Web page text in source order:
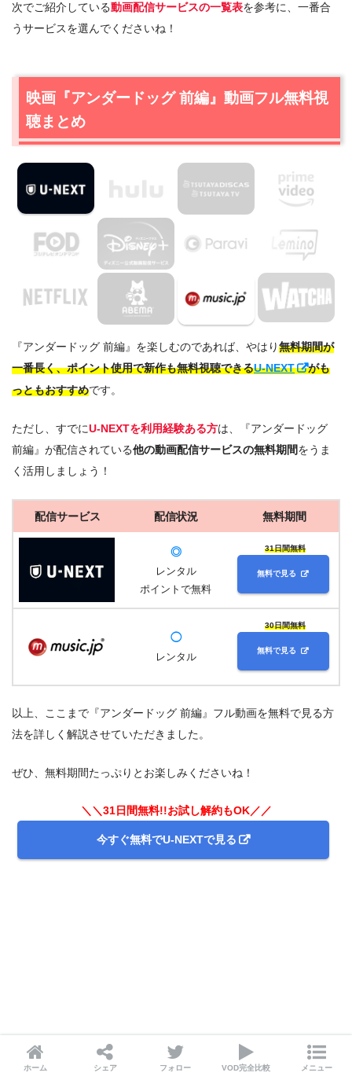
次でご紹介している動画配信サービスの一覧表を参考に、一番合
うサービスを選んでくださいね！
映画『アンダードッグ 前編』動画フル無料視
聴まとめ
『アンダードッグ 前編』を楽しむのであれば、やはり無料期間が
一番長く、ポイント使用で新作も無料視聴できるU-NEXT
がも
っともおすすめです。
ただし、すでにU-NEXTを利用経験ある方は、『アンダードッグ
前編』が配信されている他の動画配信サービスの無料期間をうま
く活用しましょう！
配信サービス 配信状況 無料期間
◎
レンタル
ポイントで無料
31日間無料
無料で見る
◯
レンタル
30日間無料
無料で見る
以上、ここまで『アンダードッグ 前編』フル動画を無料で見る方
法を詳しく解説させていただきました。
ぜひ、無料期間たっぷりとお楽しみくださいね！
＼＼31日間無料!!お試し解約もOK／／
今すぐ無料でU-NEXTで見る
ホーム シェア フォロー VOD完全比較 メニュー